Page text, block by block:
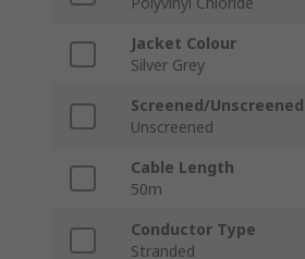
Jacket Colour
Silver Grey
Screened/Unscreened
Unscreened
Cable Length
50m
Conductor Type
Stranded